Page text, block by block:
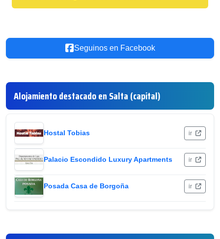
Seguinos en Facebook
Alojamiento destacado en Salta (capital)
Hostal Tobias ir
Palacio Escondido Luxury Apartments ir
Posada Casa de Borgoña ir